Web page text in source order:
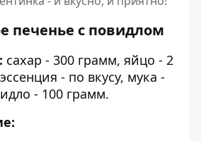
печенье с повидлом
сахар - 300 грамм, яйцо - 2
- по вкусу, мука -
- 100 грамм.